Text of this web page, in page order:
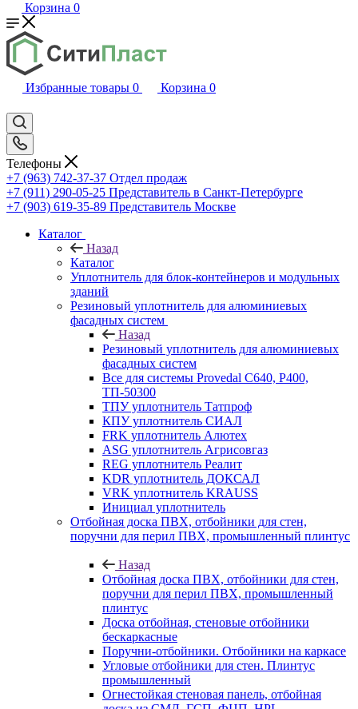
Корзина 0
Избранные товары 0 Корзина 0
Телефоны
+7 (963) 742-37-37 Отдел продаж
+7 (911) 290-05-25 Представитель в Санкт-Петербурге
+7 (903) 619-35-89 Представитель Москве
Каталог
Назад
Каталог
Уплотнитель для блок-контейнеров и модульных
зданий
Резиновый уплотнитель для алюминиевых
фасадных систем
Назад
Резиновый уплотнитель для алюминиевых
фасадных систем
Все для системы Provedal С640, Р400,
ТП-50300
ТПУ уплотнитель Татпроф
КПУ уплотнитель СИАЛ
FRK уплотнитель Алютех
ASG уплотнитель Агрисовгаз
REG уплотнитель Реалит
KDR уплотнитель ДОКСАЛ
VRK уплотнитель KRAUSS
Инициал уплотнитель
Отбойная доска ПВХ, отбойники для стен,
поручни для перил ПВХ, промышленный плинтус
Назад
Отбойная доска ПВХ, отбойники для стен,
поручни для перил ПВХ, промышленный
плинтус
Доска отбойная, стеновые отбойники
бескаркасные
Поручни-отбойники. Отбойники на каркасе
Угловые отбойники для стен. Плинтус
промышленный
Огнестойкая стеновая панель, отбойная